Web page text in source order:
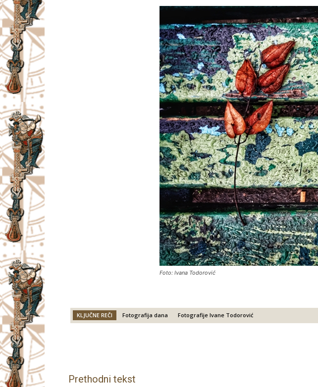
Foto: Ivana Todorović
KLJUČNE REČI Fotografija dana Fotografije Ivane Todorović
Prethodni tekst